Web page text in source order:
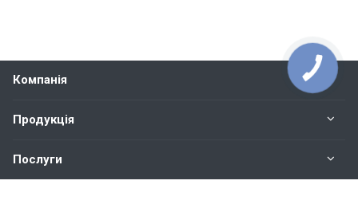
Компанія
Продукція
Послуги